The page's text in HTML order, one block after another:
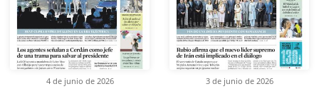
4 de junio de 2026 3 de junio de 2026